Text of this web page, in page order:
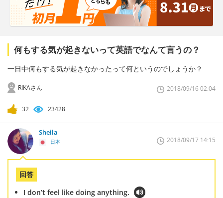
何もする気が起きないって英語でなんて言うの？
一日中何もする気が起きなかったって何というのでしょうか？
RIKAさん 2018/09/16 02:04
32 23428
Sheila
日本 2018/09/17 14:15
回答
I don’t feel like doing anything.